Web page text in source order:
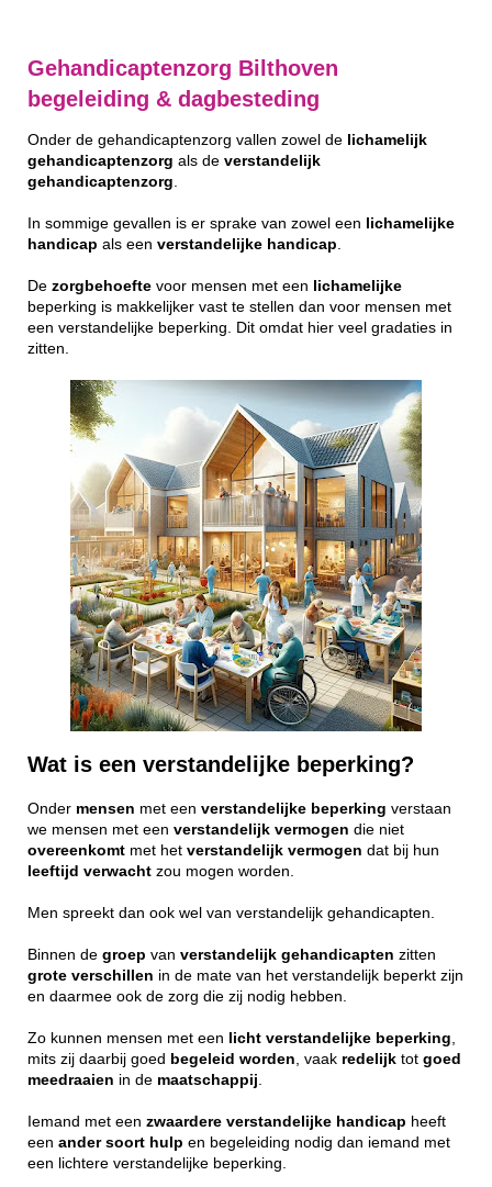
Gehandicaptenzorg Bilthoven
begeleiding & dagbesteding
Onder de gehandicaptenzorg vallen zowel de lichamelijk
gehandicaptenzorg als de verstandelijk
gehandicaptenzorg
In sommige gevallen is er sprake van zowel een lichamelijke
handicap als een verstandelijke handicap
De zorgbehoefte voor mensen met een lichamelijke
beperking is makkelijker vast te stellen dan voor mensen met
een verstandelijke beperking. Dit omdat hier veel gradaties in
zitten.
Wat is een verstandelijke beperking?
Onder mensen met een verstandelijke beperking verstaan
we mensen met een verstandelijk vermogen die niet
overeenkomt met het verstandelijk vermogen dat bij hun
leeftijd verwacht zou mogen worden.
Men spreekt dan ook wel van verstandelijk gehandicapten.
Binnen de groep van verstandelijk gehandicapten zitten
grote verschillen in de mate van het verstandelijk beperkt zijn
en daarmee ook de zorg die zij nodig hebben.
Zo kunnen mensen met een licht verstandelijke beperking,
mits zij daarbij goed begeleid worden, vaak redelijk tot goed
meedraaien in de maatschappij.
Iemand met een zwaardere verstandelijke handicap heeft
een ander soort hulp en begeleiding nodig dan iemand met
een lichtere verstandelijke beperking.